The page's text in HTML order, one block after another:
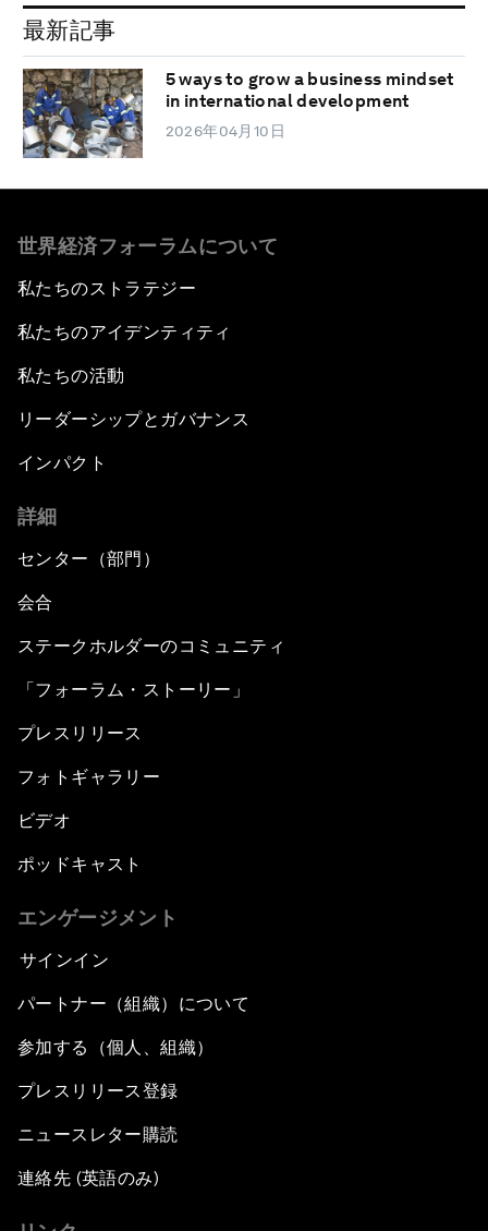
最新記事
5 ways to grow a business mindset
in international development
2026年04月10日
世界経済フォーラムについて
私たちのストラテジー
私たちのアイデンティティ
私たちの活動
リーダーシップとガバナンス
インパクト
詳細
センター（部門）
会合
ステークホルダーのコミュニティ
「フォーラム・ストーリー」
プレスリリース
フォトギャラリー
ビデオ
ポッドキャスト
エンゲージメント
サインイン
パートナー（組織）について
参加する（個人、組織）
プレスリリース登録
ニュースレター購読
連絡先 (英語のみ)